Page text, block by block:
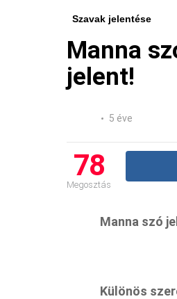
Szavak jelentése
Manna
jelent!
5 éve
78
Megosztás
Manna szó
Különös